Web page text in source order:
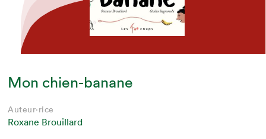
Mon chien-banane
Auteur·rice
Roxane Brouillard